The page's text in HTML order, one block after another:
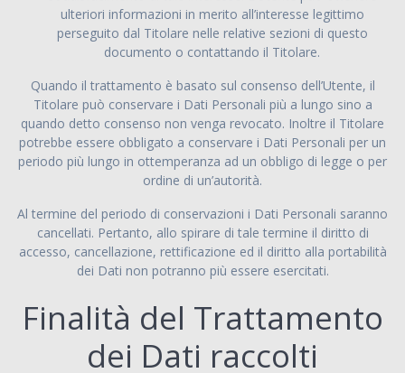
ulteriori informazioni in merito all’interesse legittimo
perseguito dal Titolare nelle relative sezioni di questo
documento o contattando il Titolare.
Quando il trattamento è basato sul consenso dell’Utente, il
Titolare può conservare i Dati Personali più a lungo sino a
quando detto consenso non venga revocato. Inoltre il Titolare
potrebbe essere obbligato a conservare i Dati Personali per un
periodo più lungo in ottemperanza ad un obbligo di legge o per
ordine di un’autorità.
Al termine del periodo di conservazioni i Dati Personali saranno
cancellati. Pertanto, allo spirare di tale termine il diritto di
accesso, cancellazione, rettificazione ed il diritto alla portabilità
dei Dati non potranno più essere esercitati.
Finalità del Trattamento
dei Dati raccolti